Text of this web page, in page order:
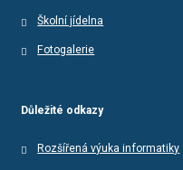
Školní jídelna
Fotogalerie
Důležité odkazy
Rozšířená výuka informatiky